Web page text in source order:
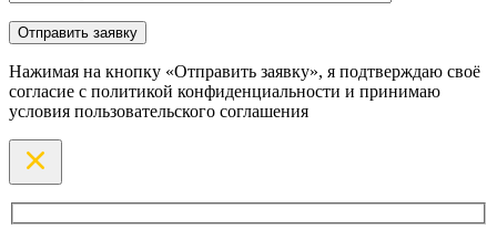
Нажимая на кнопку «Отправить заявку», я подтверждаю своё
согласие с политикой конфиденциальности и принимаю
условия пользовательского соглашения